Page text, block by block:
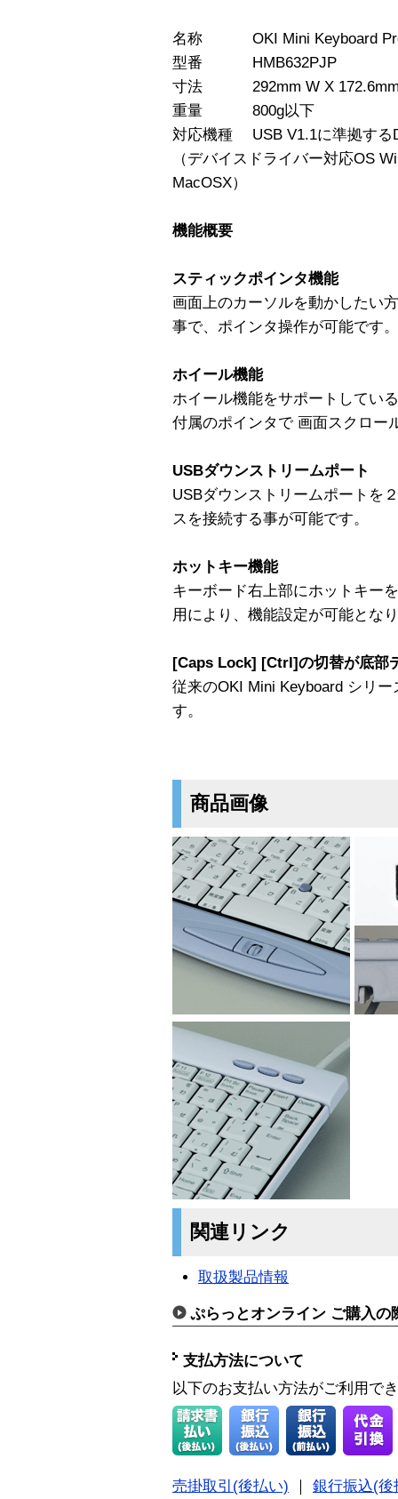
名称 OKI Mini Keyboard Pro
型番 HMB632PJP
寸法 292mm W X 172.6mm
重量 800g以下
対応機種 USB V1.1に準拠する
（デバイスドライバー対応OS
MacOSX）
機能概要
スティックポインタ機能
画面上のカーソルを動かしたい
事で、ポインタ操作が可能です。
ホイール機能
ホイール機能をサポートしてい
付属のポインタで 画面スクロー
USBダウンストリームポート
USBダウンストリームポートを
スを接続する事が可能です。
ホットキー機能
キーボード右上部にホットキー
用により、機能設定が可能とな
[Caps Lock] [Ctrl]の切替が底部
従来のOKI Mini Keyboard シリ
す。
商品画像
関連リンク
取扱製品情報
ぷらっとオンライン ご購入の
支払方法について
以下のお支払い方法がご利用で
売掛取引(後払い) 銀行振込(後